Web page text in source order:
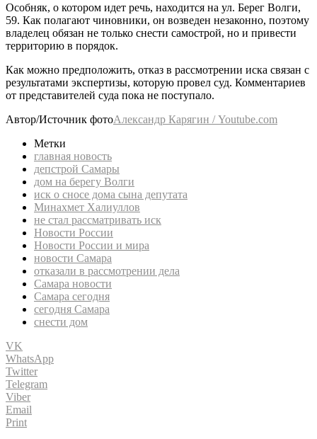
Особняк, о котором идет речь, находится на ул. Берег Волги,
59. Как полагают чиновники, он возведен незаконно, поэтому
владелец обязан не только снести самострой, но и привести
территорию в порядок.
Как можно предположить, отказ в рассмотрении иска связан с
результатами экспертизы, которую провел суд. Комментариев
от представителей суда пока не поступало.
Автор/Источник фотоАлександр Карягин / Youtube.com
Метки
главная новость
депстрой Самары
дом на берегу Волги
иск о сносе дома сына депутата
Минахмет Халиуллов
не стал рассматривать иск
Новости России
Новости России и мира
новости Самара
отказали в рассмотрении дела
Самара новости
Самара сегодня
сегодня Самара
снести дом
VK
WhatsApp
Twitter
Telegram
Viber
Email
Print